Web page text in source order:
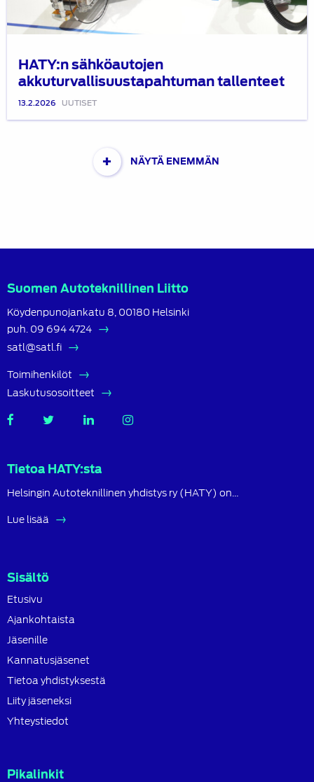
HATY:n sähköautojen
akkuturvallisuustapahtuman tallenteet
13.2.2026 UUTISET
+ NÄYTÄ ENEMMÄN
Suomen Autoteknillinen Liitto
Köydenpunojankatu 8, 00180 Helsinki
puh. 09 694 4724
satl@satl.fi
Toimihenkilöt
Laskutusosoitteet
SATL
SATL
SATL
Tietoa HATY:sta
Helsingin Autoteknillinen yhdistys ry (HATY) on…
Lue lisää
Sisältö
Etusivu
Ajankohtaista
Jäsenille
Kannatusjäsenet
Tietoa yhdistyksestä
Liity jäseneksi
Yhteystiedot
Pikalinkit